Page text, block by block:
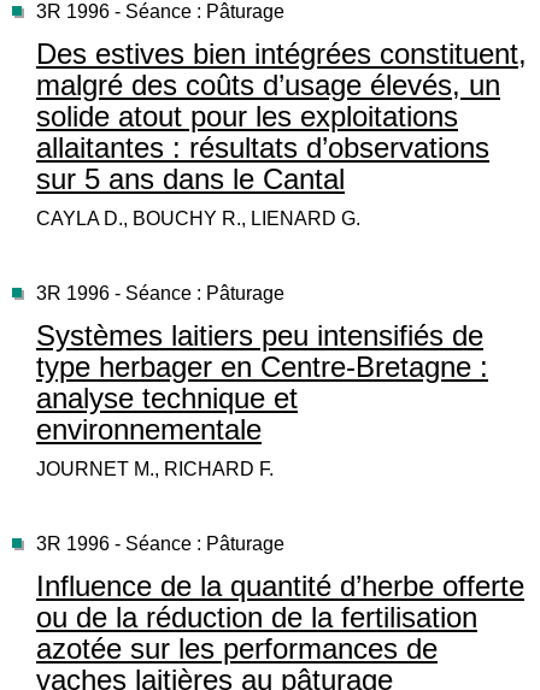
3R 1996 - Séance : Pâturage
Des estives bien intégrées constituent,
malgré des coûts d’usage élevés, un
solide atout pour les exploitations
allaitantes : résultats d’observations
sur 5 ans dans le Cantal
CAYLA D., BOUCHY R., LIENARD G.
3R 1996 - Séance : Pâturage
Systèmes laitiers peu intensifiés de
type herbager en Centre-Bretagne :
analyse technique et
environnementale
JOURNET M., RICHARD F.
3R 1996 - Séance : Pâturage
Influence de la quantité d’herbe offerte
ou de la réduction de la fertilisation
azotée sur les performances de
vaches laitières au pâturage